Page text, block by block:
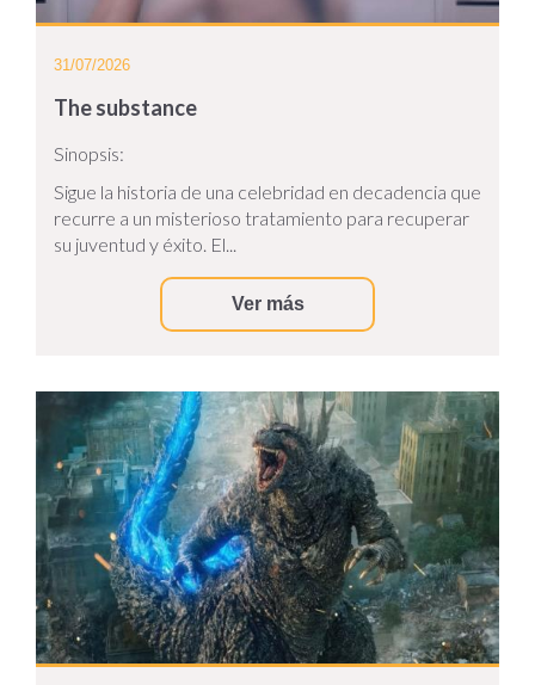
31/07/2026
The substance
Sinopsis:
Sigue la historia de una celebridad en decadencia que
recurre a un misterioso tratamiento para recuperar
su juventud y éxito. El...
Ver más